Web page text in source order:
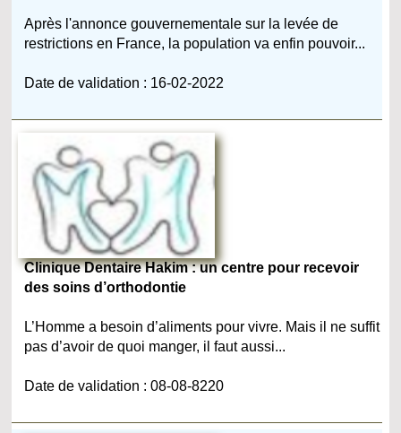
Après l'annonce gouvernementale sur la levée de
restrictions en France, la population va enfin pouvoir...
Date de validation : 16-02-2022
Clinique Dentaire Hakim : un centre pour recevoir
des soins d’orthodontie
L’Homme a besoin d’aliments pour vivre. Mais il ne suffit
pas d’avoir de quoi manger, il faut aussi...
Date de validation : 08-08-8220